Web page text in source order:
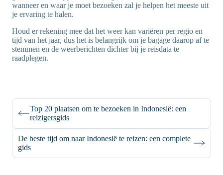
wanneer en waar je moet bezoeken zal je helpen het meeste uit
je ervaring te halen.
Houd er rekening mee dat het weer kan variëren per regio en
tijd van het jaar, dus het is belangrijk om je bagage daarop af te
stemmen en de weerberichten dichter bij je reisdata te
raadplegen.
Top 20 plaatsen om te bezoeken in Indonesië: een
reizigersgids
De beste tijd om naar Indonesië te reizen: een complete
gids